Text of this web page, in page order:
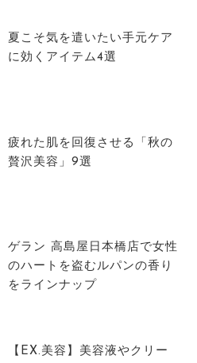
夏こそ気を遣いたい手元ケア
に効くアイテム4選
疲れた肌を回復させる「秋の
贅沢美容」9選
ゲラン 高島屋日本橋店で女性
のハートを盗むルパンの香り
をラインナップ
【EX.美容】美容液やクリー